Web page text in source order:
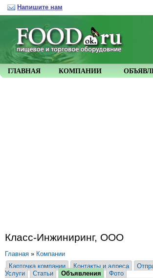
Класс-Инжиниринг, ООО
Главная » Компании
Карточка компании
Контакты и адреса
Услуги
Статьи Объявления Фото
ГЛАВНАЯ КОМПАНИИ
Напишите нам